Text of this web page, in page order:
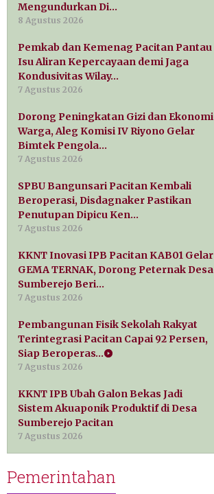
Mengundurkan Di…
8 Agustus 2026
Pemkab dan Kemenag Pacitan Pantau
Isu Aliran Kepercayaan demi Jaga
Kondusivitas Wilay…
7 Agustus 2026
Dorong Peningkatan Gizi dan Ekonomi
Warga, Aleg Komisi IV Riyono Gelar
Bimtek Pengola…
7 Agustus 2026
SPBU Bangunsari Pacitan Kembali
Beroperasi, Disdagnaker Pastikan
Penutupan Dipicu Ken…
7 Agustus 2026
KKNT Inovasi IPB Pacitan KAB01 Gelar
GEMA TERNAK, Dorong Peternak Desa
Sumberejo Beri…
7 Agustus 2026
Pembangunan Fisik Sekolah Rakyat
Terintegrasi Pacitan Capai 92 Persen,
Siap Beroperas…
7 Agustus 2026
KKNT IPB Ubah Galon Bekas Jadi
Sistem Akuaponik Produktif di Desa
Sumberejo Pacitan
7 Agustus 2026
Pemerintahan